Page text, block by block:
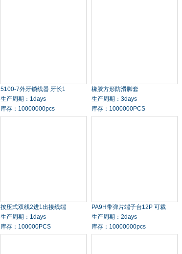
5100-7外牙锁线器 牙长1
生产周期：1days
库存：10000000pcs
橡胶方形防滑脚套
生产周期：3days
库存：1000000PCS
按压式双线2进1出接线端
生产周期：1days
库存：100000PCS
PA9H带弹片端子台12P 可裁
生产周期：2days
库存：10000000pcs